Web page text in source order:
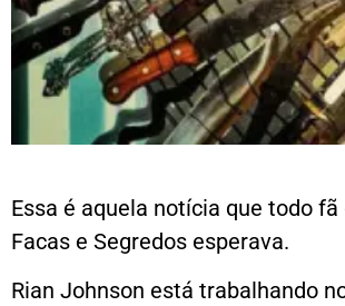
Essa é aquela notícia que todo fã
Facas e Segredos esperava.
Rian Johnson está trabalhando